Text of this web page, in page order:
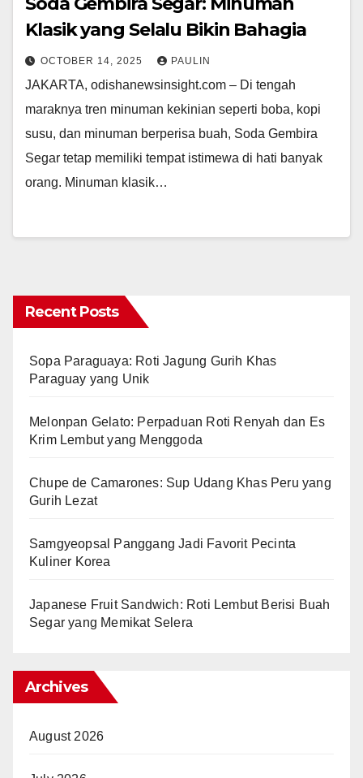
Klasik yang Selalu Bikin Bahagia
OCTOBER 14, 2025 PAULIN
JAKARTA, odishanewsinsight.com – Di tengah
maraknya tren minuman kekinian seperti boba, kopi
susu, dan minuman berperisa buah, Soda Gembira
Segar tetap memiliki tempat istimewa di hati banyak
orang. Minuman klasik…
Recent Posts
Sopa Paraguaya: Roti Jagung Gurih Khas
Paraguay yang Unik
Melonpan Gelato: Perpaduan Roti Renyah dan Es
Krim Lembut yang Menggoda
Chupe de Camarones: Sup Udang Khas Peru yang
Gurih Lezat
Samgyeopsal Panggang Jadi Favorit Pecinta
Kuliner Korea
Japanese Fruit Sandwich: Roti Lembut Berisi Buah
Segar yang Memikat Selera
Archives
August 2026